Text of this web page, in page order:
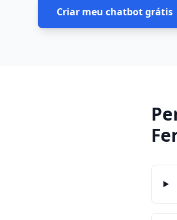
Criar meu chatbot grátis